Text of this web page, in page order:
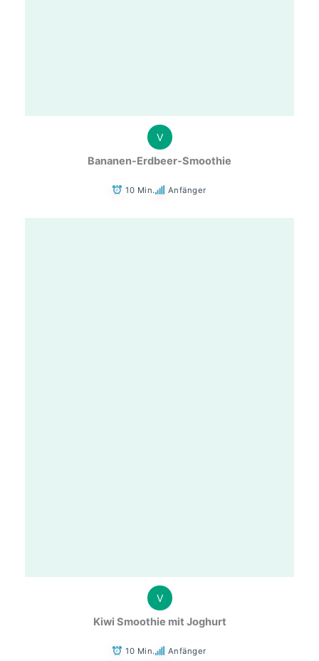
V
Bananen-Erdbeer-Smoothie
10 Min. Anfänger
V
Kiwi Smoothie mit Joghurt
10 Min. Anfänger